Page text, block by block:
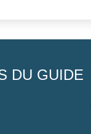
DU GUIDE